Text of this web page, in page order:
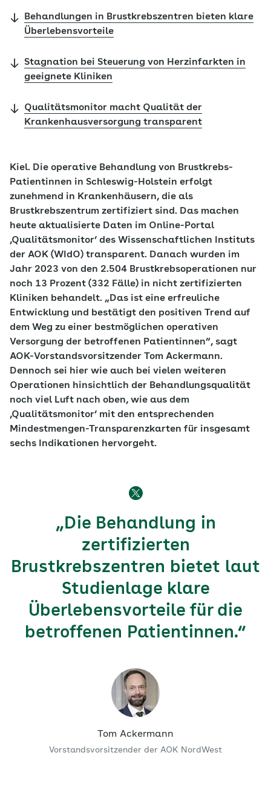
Behandlungen in Brustkrebszentren bieten klare
Überlebensvorteile
Stagnation bei Steuerung von Herzinfarkten in
geeignete Kliniken
Qualitätsmonitor macht Qualität der
Krankenhausversorgung transparent
Kiel. Die operative Behandlung von Brustkrebs-
Patientinnen in Schleswig-Holstein erfolgt
zunehmend in Krankenhäusern, die als
Brustkrebszentrum zertifiziert sind. Das machen
heute aktualisierte Daten im Online-Portal
‚Qualitätsmonitor‘ des Wissenschaftlichen Instituts
der AOK (WIdO) transparent. Danach wurden im
Jahr 2023 von den 2.504 Brustkrebsoperationen nur
noch 13 Prozent (332 Fälle) in nicht zertifizierten
Kliniken behandelt. „Das ist eine erfreuliche
Entwicklung und bestätigt den positiven Trend auf
dem Weg zu einer bestmöglichen operativen
Versorgung der betroffenen Patientinnen“, sagt
AOK-Vorstandsvorsitzender Tom Ackermann.
Dennoch sei hier wie auch bei vielen weiteren
Operationen hinsichtlich der Behandlungsqualität
noch viel Luft nach oben, wie aus dem
‚Qualitätsmonitor‘ mit den entsprechenden
Mindestmengen-Transparenzkarten für insgesamt
sechs Indikationen hervorgeht.
„Die Behandlung in
zertifizierten
Brustkrebszentren bietet laut
Studienlage klare
Überlebensvorteile für die
betroffenen Patientinnen.“
Tom Ackermann
Vorstandsvorsitzender der AOK NordWest